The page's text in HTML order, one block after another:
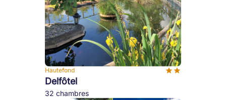
Hautefond
Delfôtel
32 chambres